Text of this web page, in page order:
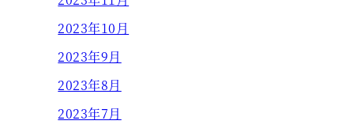
2023年10月
2023年9月
2023年8月
2023年7月